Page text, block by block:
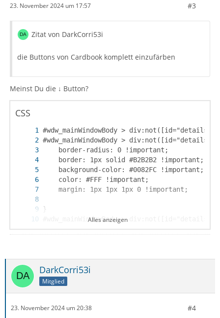
23. November 2024 um 17:57 #3
Zitat von DarkCorri53i
die Buttons von Cardbook komplett einzufärben
Meinst Du die ↓ Button?
CSS
}
Alles anzeigen
DarkCorri53i
Mitglied
23. November 2024 um 20:38 #4